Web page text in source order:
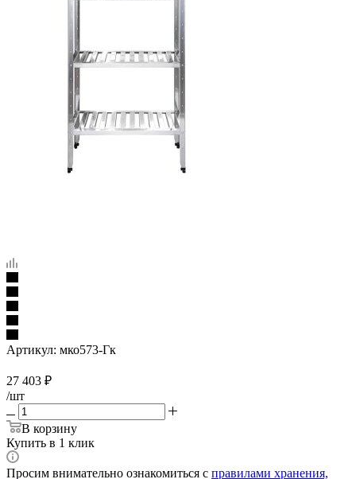
Артикул: мко573-Гк
27 403 ₽
/шт
В корзину
Купить в 1 клик
Просим внимательно ознакомиться с правилами хранения,